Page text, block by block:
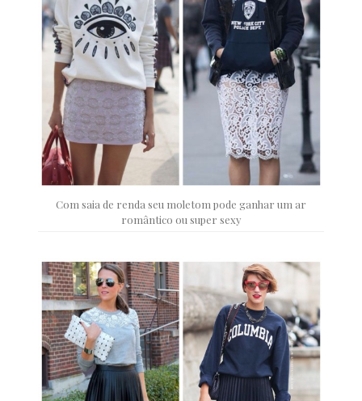
Com saia de renda seu moletom pode ganhar um ar
romântico ou super sexy